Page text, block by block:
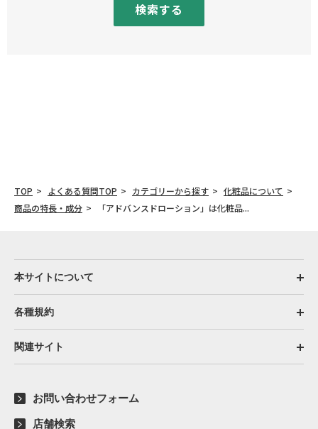
検索する
TOP よくある質問TOP カテゴリーから探す
化粧品について
商品の特長・成分
「アドバンスドローション」は化粧品...
本サイトについて
各種規約
関連サイト
お問い合わせフォーム
店舗検索